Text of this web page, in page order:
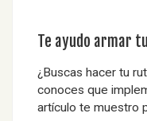
Te ayudo armar
¿Buscas hacer tu
conoces que
artículo te muestro